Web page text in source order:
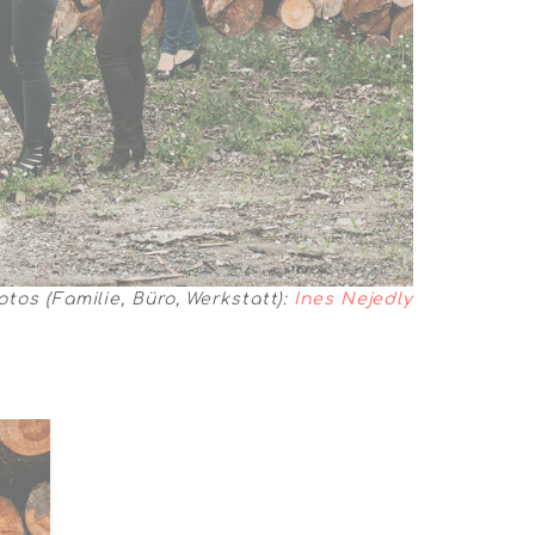
(Familie, Büro, Werkstatt): Ines Nejedly